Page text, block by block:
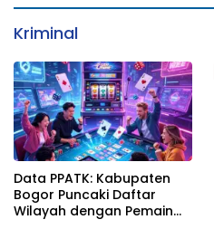
Kriminal
Data PPATK: Kabupaten
Bogor Puncaki Daftar
Wilayah dengan Pemain